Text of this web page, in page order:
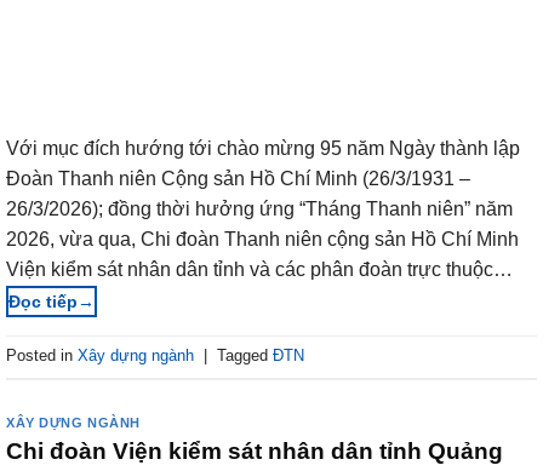
Với mục đích hướng tới chào mừng 95 năm Ngày thành lập
Đoàn Thanh niên Cộng sản Hồ Chí Minh (26/3/1931 –
26/3/2026); đồng thời hưởng ứng “Tháng Thanh niên” năm
2026, vừa qua, Chi đoàn Thanh niên cộng sản Hồ Chí Minh
Viện kiểm sát nhân dân tỉnh và các phân đoàn trực thuộc…
→
Posted in Xây dựng ngành Tagged ĐTN
XÂY DỰNG NGÀNH
Chi đoàn Viện kiểm sát nhân dân tỉnh Quảng